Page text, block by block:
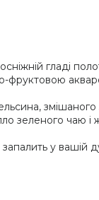
гладі
фруктовою
зеленого чаю
у вашій